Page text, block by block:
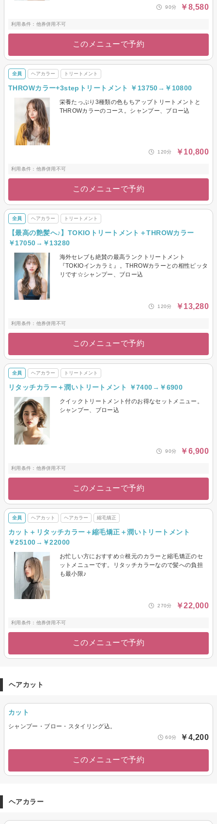
90分 ￥8,580
利用条件：他券併用不可
このメニューで予約
全員 ヘアカラー トリートメント
THROWカラー+3stepトリートメント ￥13750→￥10800
栄養たっぷり3種類の色もちアップトリートメントと
THROWカラーのコース。シャンプー、ブロー込
120分 ￥10,800
利用条件：他券併用不可
このメニューで予約
全員 ヘアカラー トリートメント
【最高の艶髪へ♪】TOKIOトリートメント＋THROWカラー
￥17050→￥13280
海外セレブも絶賛の最高ランクトリートメント
『TOKIOインカラミ』。THROWカラーとの相性ピッタ
リです☆シャンプー、ブロー込
120分 ￥13,280
利用条件：他券併用不可
このメニューで予約
全員 ヘアカラー トリートメント
リタッチカラー＋潤いトリートメント ￥7400→￥6900
クイックトリートメント付のお得なセットメニュー。
シャンプー、ブロー込
90分 ￥6,900
利用条件：他券併用不可
このメニューで予約
全員 ヘアカット ヘアカラー 縮毛矯正
カット＋リタッチカラー＋縮毛矯正＋潤いトリートメント
￥25100→￥22000
お忙しい方におすすめ☆根元のカラーと縮毛矯正のセ
ットメニューです。リタッチカラーなので髪への負担
も最小限♪
270分 ￥22,000
利用条件：他券併用不可
このメニューで予約
ヘアカット
カット
シャンプー・ブロー・スタイリング込。
60分 ￥4,200
このメニューで予約
ヘアカラー